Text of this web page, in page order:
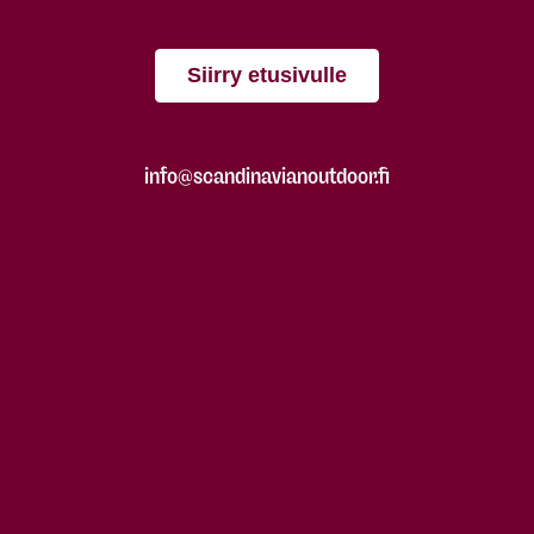
Siirry etusivulle
info@scandinavianoutdoor.fi